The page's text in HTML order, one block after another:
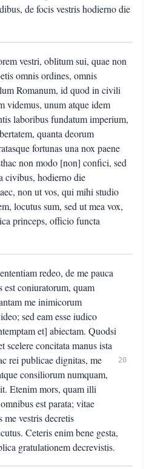
de focis vestris hodierno die
vestri, oblitum sui, quae non
omnis ordines, omnis
Romanum, id quod in civili
videmus, unum atque idem
laboribus fundatum imperium,
quanta deorum
fortunas una nox paene
non modo [non] confici, sed
civibus, hodierno die
non ut vos, qui mihi studio
locutus sum, sed ut mea vox,
princeps, officio functa
redeo, de me pauca
est coniuratorum, quam
me inimicorum
sed eam esse iudico
et] abiectam. Quodsi
scelere concitata manus ista
rei publicae dignitas, me
consiliorum numquam,
Etenim mors, quam illi
est parata; vitae
me vestris decretis
Ceteris enim bene gesta,
gratulationem decrevistis.
20